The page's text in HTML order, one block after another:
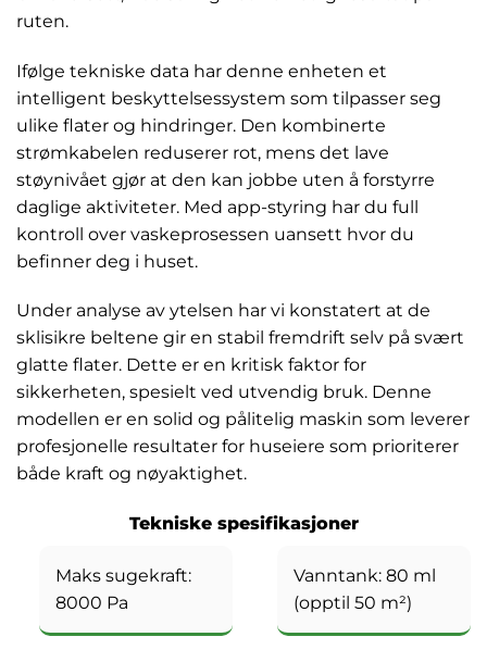
ruten.
Ifølge tekniske data har denne enheten et
intelligent beskyttelsessystem som tilpasser seg
ulike flater og hindringer. Den kombinerte
strømkabelen reduserer rot, mens det lave
støynivået gjør at den kan jobbe uten å forstyrre
daglige aktiviteter. Med app-styring har du full
kontroll over vaskeprosessen uansett hvor du
befinner deg i huset.
Under analyse av ytelsen har vi konstatert at de
sklisikre beltene gir en stabil fremdrift selv på svært
glatte flater. Dette er en kritisk faktor for
sikkerheten, spesielt ved utvendig bruk. Denne
modellen er en solid og pålitelig maskin som leverer
profesjonelle resultater for huseiere som prioriterer
både kraft og nøyaktighet.
Tekniske spesifikasjoner
Maks sugekraft:
8000 Pa
Vanntank: 80 ml
(opptil 50 m²)